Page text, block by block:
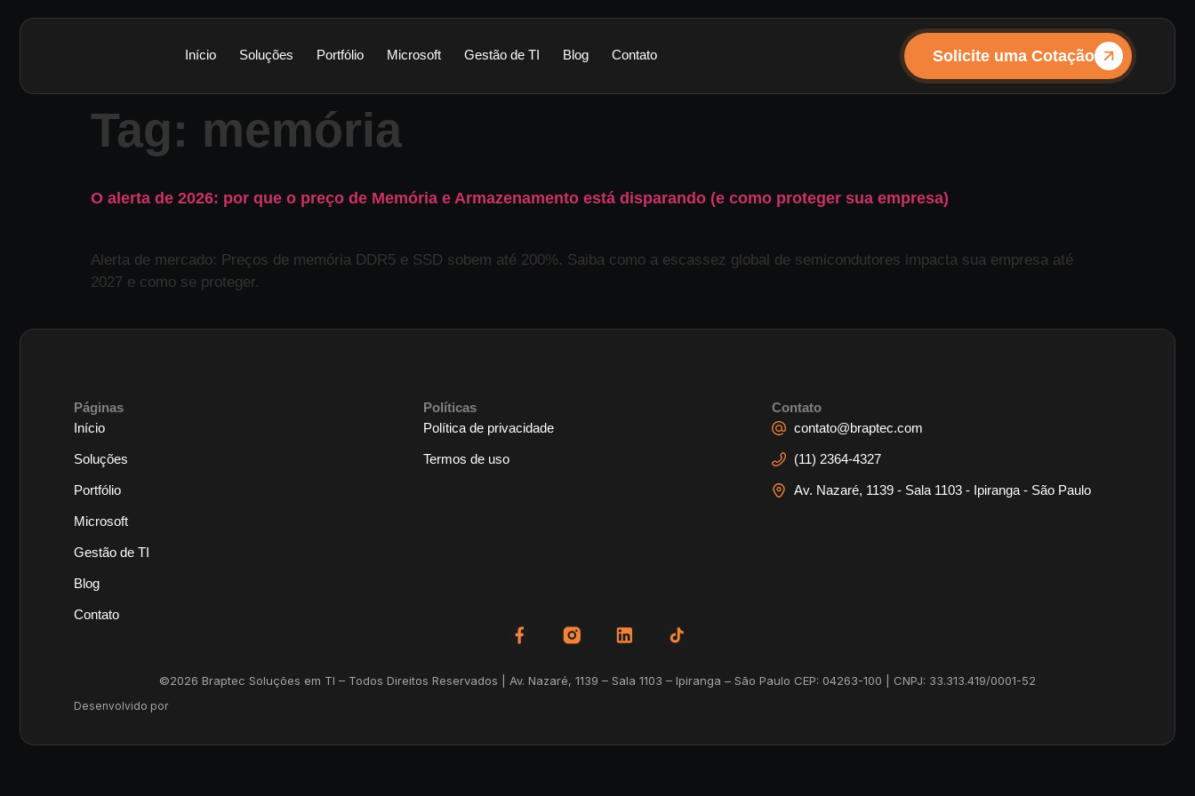
Início Soluções Portfólio Microsoft Gestão de TI Blog Contato Solicite uma Cotação
Tag: memória
O alerta de 2026: por que o preço de Memória e Armazenamento está disparando (e como proteger sua empresa)
Alerta de mercado: Preços de memória DDR5 e SSD sobem até 200%. Saiba como a escassez global de semicondutores impacta sua empresa até
2027 e como se proteger.
Páginas
Início
Soluções
Portfólio
Microsoft
Gestão de TI
Blog
Contato
Políticas
Política de privacidade
Termos de uso
Contato
contato@braptec.com
(11) 2364-4327
Av. Nazaré, 1139 - Sala 1103 - Ipiranga - São Paulo
©2026 Braptec Soluções em TI – Todos Direitos Reservados | Av. Nazaré, 1139 – Sala 1103 – Ipiranga – São Paulo CEP: 04263-100 | CNPJ: 33.313.419/0001-52
Desenvolvido por